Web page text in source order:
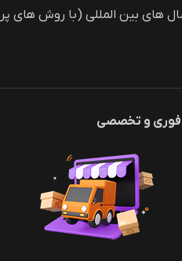
فوری و تخصصی